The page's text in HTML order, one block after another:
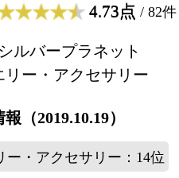
4.73点 / 82件
ルバープラネット
ー・アクセサリー
（2019.10.19）
ー・アクセサリー：14位